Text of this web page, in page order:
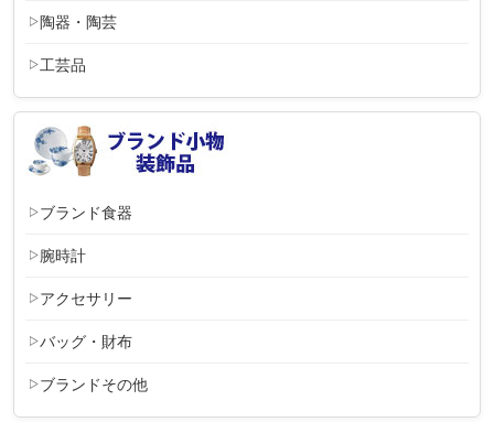
陶器・陶芸
工芸品
ブランド食器
腕時計
アクセサリー
バッグ・財布
ブランドその他